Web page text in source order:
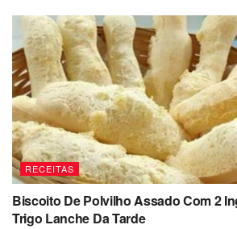
RECEITAS
Biscoito De Polvilho Assado Com 2
Trigo Lanche Da Tarde